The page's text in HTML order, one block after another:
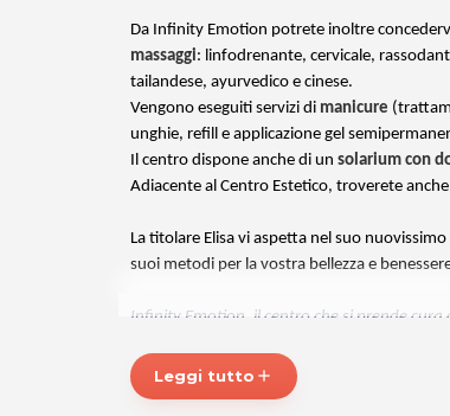
Da Infinity Emotion potrete inoltre
massaggi: linfodrenante, cervicale,
tailandese, ayurvedico e cinese.
Vengono eseguiti servizi di manicure
unghie, refill e applicazione gel
Il centro dispone anche di un solarium con
Adiacente al Centro Estetico, troverete
La titolare Elisa vi aspetta nel suo
suoi metodi per la vostra bellezza e
Infinity Emotion, il centro che si prende cura
INFINITY EMOTION – Centro Estetico e
Via San Lorenzo, 127
Leggi tutto add